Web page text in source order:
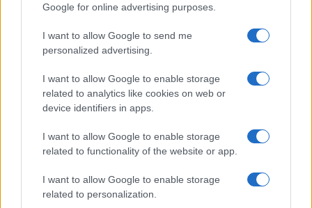
Google for online advertising purposes.
I want to allow Google to send me
personalized advertising.
I want to allow Google to enable storage
related to analytics like cookies on web or
device identifiers in apps.
I want to allow Google to enable storage
related to functionality of the website or app.
I want to allow Google to enable storage
related to personalization.
LEGOLVASOTTABB
Szerdától rárajtolhatunk a jövő nyári
foci-Eb jegyeire
továbbképzésekkel erősít a Gál Ferenc
Egyetem
Tavaly 83,3 milliárd forint kutatás-